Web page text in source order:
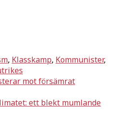
, Klasskamp, Kommunister,
mot försämrat
ett blekt mumlande